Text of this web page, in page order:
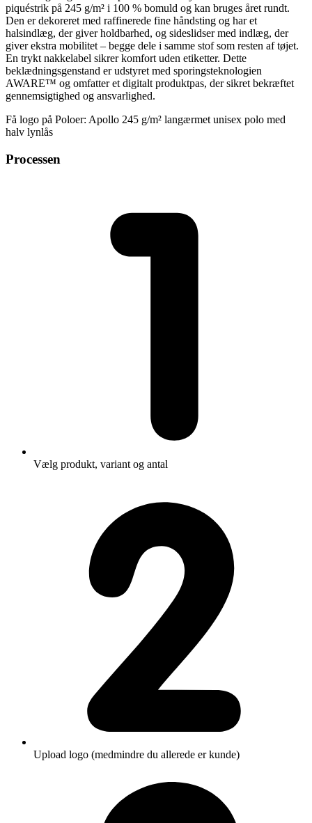
piquéstrik på 245 g/m² i 100 % bomuld og kan bruges året rundt.
Den er dekoreret med raffinerede fine håndsting og har et
halsindlæg, der giver holdbarhed, og sideslidser med indlæg, der
giver ekstra mobilitet – begge dele i samme stof som resten af tøjet.
En trykt nakkelabel sikrer komfort uden etiketter. Dette
beklædningsgenstand er udstyret med sporingsteknologien
AWARE™ og omfatter et digitalt produktpas, der sikret bekræftet
gennemsigtighed og ansvarlighed.
Få logo på Poloer: Apollo 245 g/m² langærmet unisex polo med
halv lynlås
Processen
Vælg produkt, variant og antal
Upload logo (medmindre du allerede er kunde)